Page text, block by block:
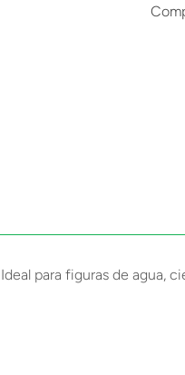
para figuras de agua,